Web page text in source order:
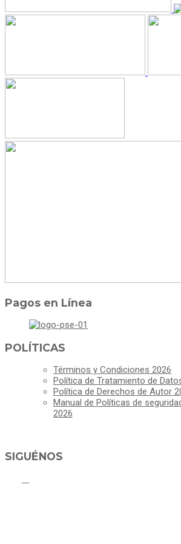
Pagos en Línea
POLÍTICAS
Términos y Condiciones 2026
Política de Tratamiento de
Política de Derechos de Autor
Manual de Políticas de
2026
SIGUÉNOS